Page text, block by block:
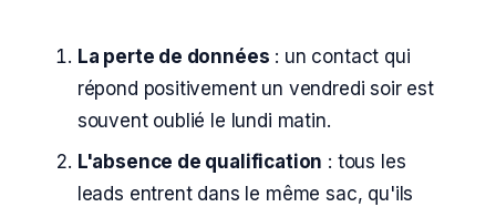
La perte de données : un contact qui
répond positivement un vendredi soir est
souvent oublié le lundi matin.
L'absence de qualification : tous les
leads entrent dans le même sac, qu'ils